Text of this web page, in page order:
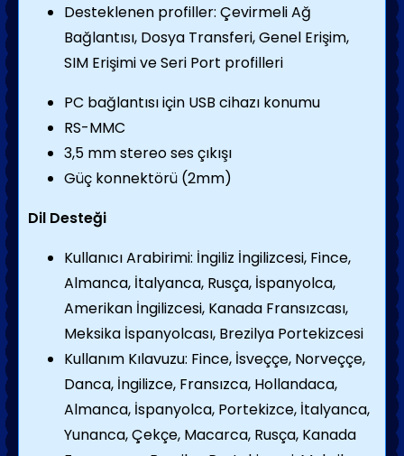
Desteklenen profiller: Çevirmeli Ağ
Bağlantısı, Dosya Transferi, Genel Erişim,
SIM Erişimi ve Seri Port profilleri
PC bağlantısı için USB cihazı konumu
RS-MMC
3,5 mm stereo ses çıkışı
Güç konnektörü (2mm)
Dil Desteği
Kullanıcı Arabirimi: İngiliz İngilizcesi, Fince,
Almanca, İtalyanca, Rusça, İspanyolca,
Amerikan İngilizcesi, Kanada Fransızcası,
Meksika İspanyolcası, Brezilya Portekizcesi
Kullanım Kılavuzu: Fince, İsveççe, Norveççe,
Danca, İngilizce, Fransızca, Hollandaca,
Almanca, İspanyolca, Portekizce, İtalyanca,
Yunanca, Çekçe, Macarca, Rusça, Kanada